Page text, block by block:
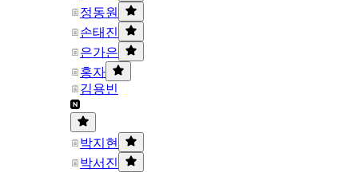
정동원
손태진
은가은
홍자
김용빈
박지현
박서진